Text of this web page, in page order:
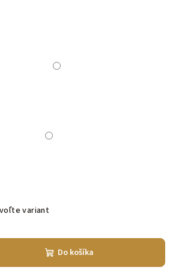
variant
Do košíka